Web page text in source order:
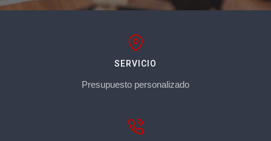
SERVICIO
Presupuesto personalizado